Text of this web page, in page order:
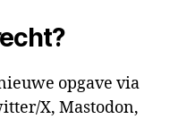
opgave via
X, Mastodon,